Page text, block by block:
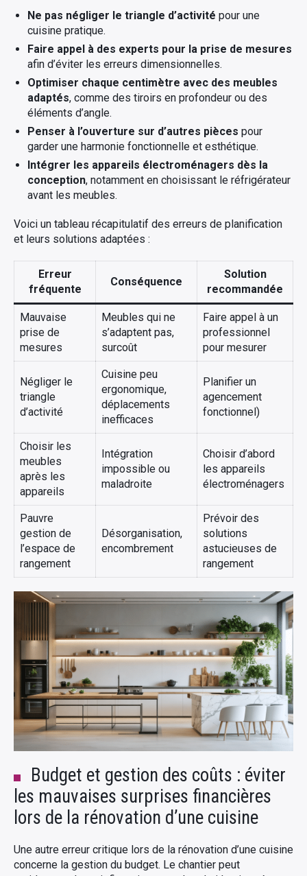
Ne pas négliger le triangle d’activité pour une
cuisine pratique.
Faire appel à des experts pour la prise de mesures
afin d’éviter les erreurs dimensionnelles.
Optimiser chaque centimètre avec des meubles
adaptés, comme des tiroirs en profondeur ou des
éléments d’angle.
Penser à l’ouverture sur d’autres pièces pour
garder une harmonie fonctionnelle et esthétique.
Intégrer les appareils électroménagers dès la
conception, notamment en choisissant le réfrigérateur
avant les meubles.
Voici un tableau récapitulatif des erreurs de planification
et leurs solutions adaptées :
Erreur
fréquente
Conséquence
Solution
recommandée
Mauvaise
prise de
mesures
Meubles qui ne
s’adaptent pas,
surcoût
Faire appel à un
professionnel
pour mesurer
Négliger le
triangle
d’activité
Cuisine peu
ergonomique,
déplacements
inefficaces
Planifier un
agencement
fonctionnel)
Choisir les
meubles
après les
appareils
Intégration
impossible ou
maladroite
Choisir d’abord
les appareils
électroménagers
Pauvre
gestion de
l’espace de
rangement
Désorganisation,
encombrement
Prévoir des
solutions
astucieuses de
rangement
Budget et gestion des coûts : éviter
les mauvaises surprises financières
lors de la rénovation d’une cuisine
Une autre erreur critique lors de la rénovation d’une cuisine
concerne la gestion du budget. Le chantier peut